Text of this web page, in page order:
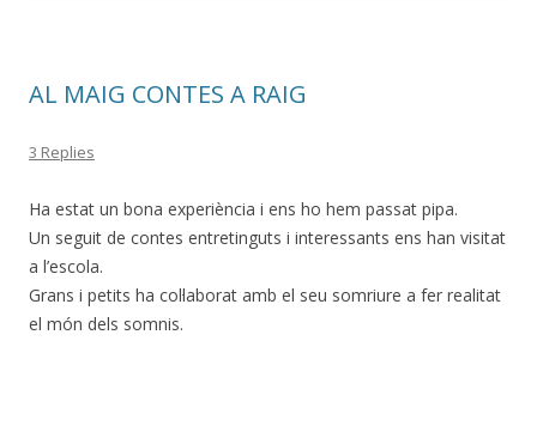
k ix
AL MAIG CONTES A RAIG
3 Replies
Ha estat un bona experiència i ens ho hem passat pipa.
Un seguit de contes entretinguts i interessants ens han visitat
a l’escola.
Grans i petits ha col·laborat amb el seu somriure a fer realitat
el món dels somnis.